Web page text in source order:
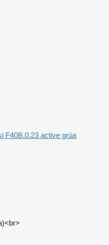
F40B.0.23 active grúa